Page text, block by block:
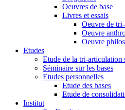
Oeuvres de base
Livres et essais
Oeuvre de
Oeuvre
Oeuvre
Etudes
Etude de la tri-articulation
Séminaire sur les bases
Etudes personnelles
Etude des bases
Etude de
Institut